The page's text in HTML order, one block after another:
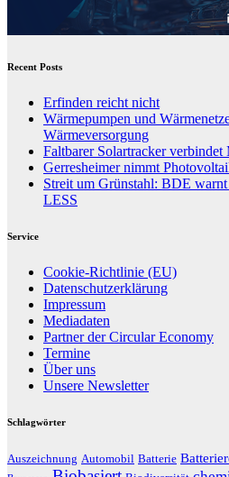
Recent Posts
Erfinden reicht nicht
Wärmepumpen und
Wärmeversorgung
Faltbarer Solartracker
Gerresheimer nimmt
Streit um Grünstahl: BDE
LESS
Service
Cookie-Richtlinie (EU)
Datenschutzerklärung
Impressum
Mediadaten
Partner der Circular Economy
Termine
Über uns
Unsere Newsletter
Schlagwörter
Auszeichnung Automobil Batterie